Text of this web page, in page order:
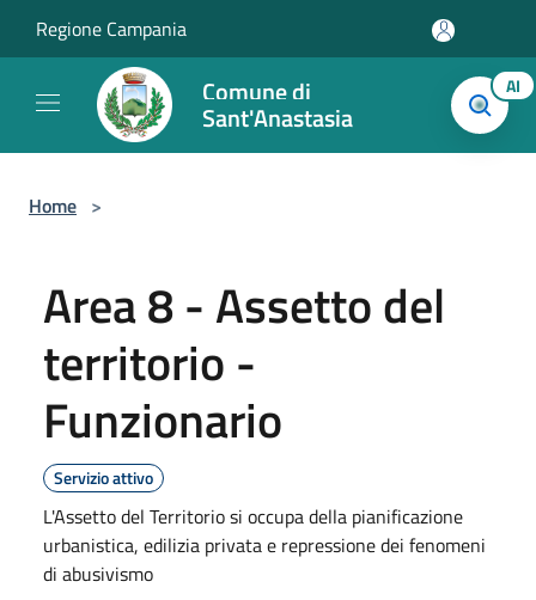
Regione Campania
Comune di
Sant'Anastasia
AI
Home >
Area 8 - Assetto del
territorio -
Funzionario
Servizio attivo
L'Assetto del Territorio si occupa della pianificazione
urbanistica, edilizia privata e repressione dei fenomeni
di abusivismo